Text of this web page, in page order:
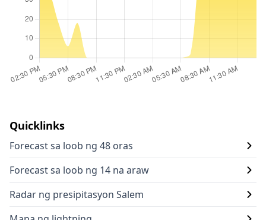
Quicklinks
Forecast sa loob ng 48 oras
Forecast sa loob ng 14 na araw
Radar ng presipitasyon Salem